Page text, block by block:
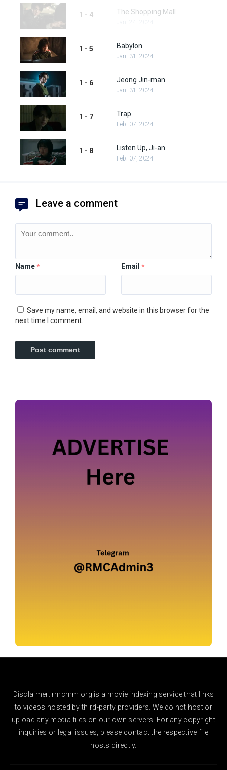
1 - 4 The Shopping Mall
1 - 5 Babylon
Jan. 31, 2024
1 - 6 Jeong Jin-man
Jan. 31, 2024
1 - 7 Trap
Feb. 07, 2024
1 - 8 Listen Up, Ji-an
Feb. 07, 2024
Leave a comment
Name * Email *
Save my name, email, and website in this browser for the
next time I comment.
Disclaimer: rmcmm.org is a movie indexing service that links
to videos hosted by third-party providers. We do not host or
upload any media files on our own servers. For any copyright
inquiries or legal issues, please contact the respective file
hosts directly.